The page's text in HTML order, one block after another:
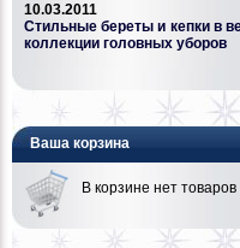
10.03.2011
Стильные береты и кепки в
коллекции головных уборов
Ваша корзина
В корзине нет товаров